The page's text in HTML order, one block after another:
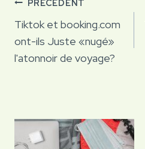
Navigation
de
l’article
PRÉCÉDENT
Tiktok et booking.com
ont-ils Juste «nugé»
l'atonnoir de voyage?